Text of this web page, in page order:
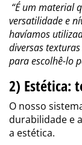
“É um material
versatilidade e
havíamos
diversas
para escolhê-lo
2) Estética:
O nosso
durabilidade e
a estética.